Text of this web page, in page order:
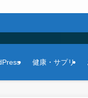
健康・サプリ